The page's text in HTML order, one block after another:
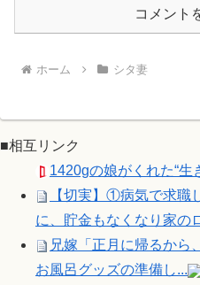
コメント
ホーム シタ妻
■相互リンク
1420gの娘がくれた“生
【切実】①病気で求職
に、貯金もなくなり家の
兄嫁「正月に帰るから
お風呂グッズの準備し...